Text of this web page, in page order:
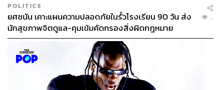
POLITICS
ยศชนัน เคาะแผนความปลอดภัยในรั้วโรงเรียน 90 วัน ส่ง
นักสุขภาพจิตดูแล-คุมเข้มคัดกรองสิ่งผิดกฎหมาย
...